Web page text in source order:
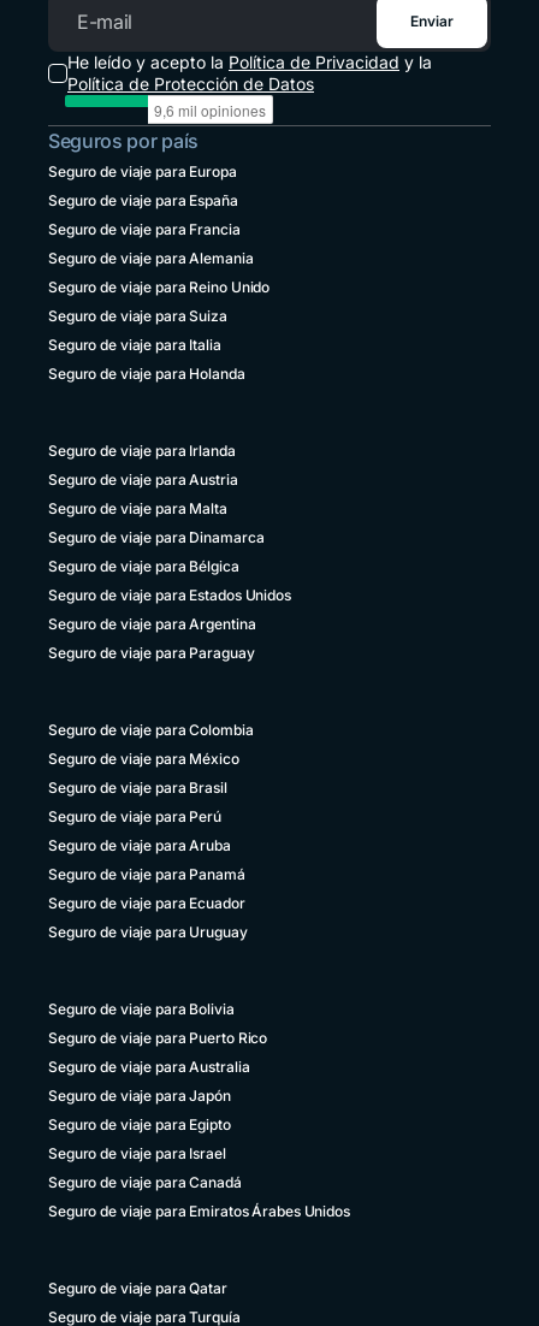
Panamá
+507 833 7978
Paraguay
+595 21 2380238
Perú
+51 1 6449164
República Dominicana
Uruguay
+598 4 135983937
Correo electrónico
Enviar
He leído y acepto la Política de Privacidad y la
Política de Protección de Datos
Seguros por país
Seguro de viaje para Europa
Seguro de viaje para España
Seguro de viaje para Francia
Seguro de viaje para Alemania
Seguro de viaje para Reino Unido
Seguro de viaje para Suiza
Seguro de viaje para Italia
Seguro de viaje para Holanda
Seguro de viaje para Irlanda
Seguro de viaje para Austria
Seguro de viaje para Malta
Seguro de viaje para Dinamarca
Seguro de viaje para Bélgica
Seguro de viaje para Estados Unidos
Seguro de viaje para Argentina
Seguro de viaje para Paraguay
Seguro de viaje para Colombia
Seguro de viaje para México
Seguro de viaje para Brasil
Seguro de viaje para Perú
Seguro de viaje para Aruba
Seguro de viaje para Panamá
Seguro de viaje para Ecuador
Seguro de viaje para Uruguay
Seguro de viaje para Bolivia
Seguro de viaje para Puerto Rico
Seguro de viaje para Australia
Seguro de viaje para Japón
Seguro de viaje para Egipto
Seguro de viaje para Israel
Seguro de viaje para Canadá
Seguro de viaje para Emiratos Árabes Unidos
Seguro de viaje para Qatar
Seguro de viaje para Turquía